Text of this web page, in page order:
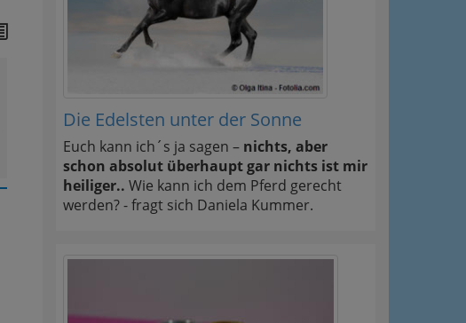
Die Edelsten unter der Sonne
Euch kann ich´s ja sagen – nichts, aber
schon absolut überhaupt gar nichts ist mir
heiliger.. Wie kann ich dem Pferd gerecht
werden? - fragt sich Daniela Kummer.